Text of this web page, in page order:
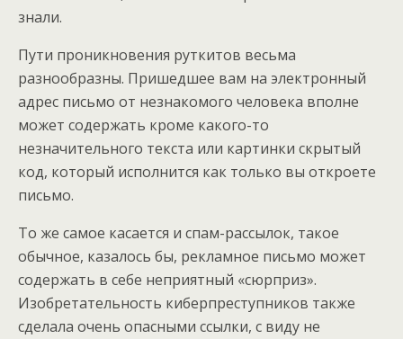
знали.
Пути проникновения руткитов весьма
разнообразны. Пришедшее вам на электронный
адрес письмо от незнакомого человека вполне
может содержать кроме какого-то
незначительного текста или картинки скрытый
код, который исполнится как только вы откроете
письмо.
То же самое касается и спам-рассылок, такое
обычное, казалось бы, рекламное письмо может
содержать в себе неприятный «сюрприз».
Изобретательность киберпреступников также
сделала очень опасными ссылки, с виду не